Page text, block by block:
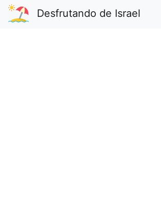
Desfrutando de Israel